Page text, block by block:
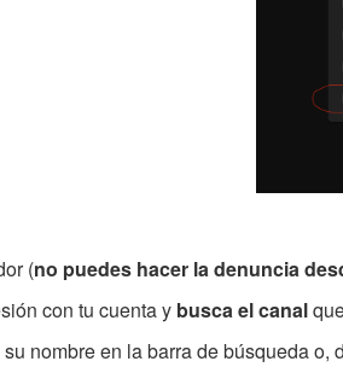
(no puedes hacer la denuncia
con tu cuenta y busca el canal
nombre en la barra de búsqueda o,